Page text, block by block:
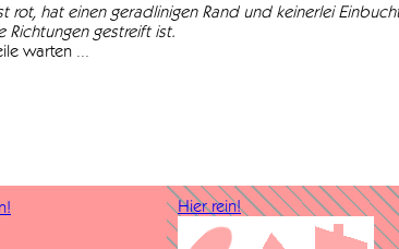
rot, hat einen geradlinigen Rand und keinerlei
Richtungen gestreift ist.
warten ...
Hier rein!